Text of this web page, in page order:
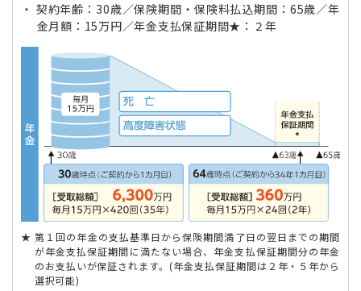
契約年齢：30歳／保険期間・保険料払込期間：65歳／年
金月額：15万円／年金支払保証期間★：２年
第１回の年金の支払基準日から保険期間満了日の翌日までの期間
が年金支払保証期間に満たない場合、年金支払保証期間分の年金
のお支払いが保証されます。(年金支払保証期間は２年・５年から
選択可能)